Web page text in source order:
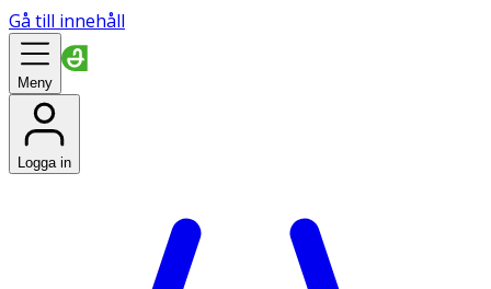
Gå till innehåll
Meny
Logga in